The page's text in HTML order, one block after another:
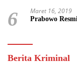
6 Maret 16, 2019
Prabowo
Berita Kriminal